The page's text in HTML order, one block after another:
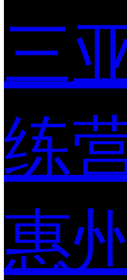
三
练
惠